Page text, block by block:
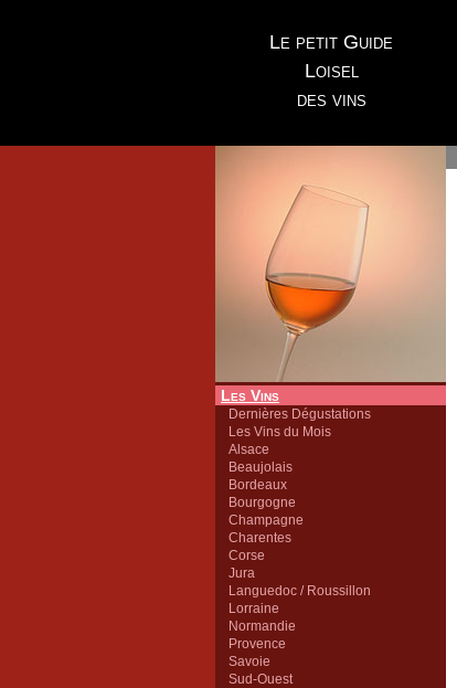
Le petit Guide
Loisel
des vins
Les Vins
Dernières Dégustations
Les Vins du Mois
Alsace
Beaujolais
Bordeaux
Bourgogne
Champagne
Charentes
Corse
Jura
Languedoc / Roussillon
Lorraine
Normandie
Provence
Savoie
Sud-Ouest